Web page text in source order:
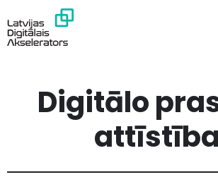
Digitālo
attīstība